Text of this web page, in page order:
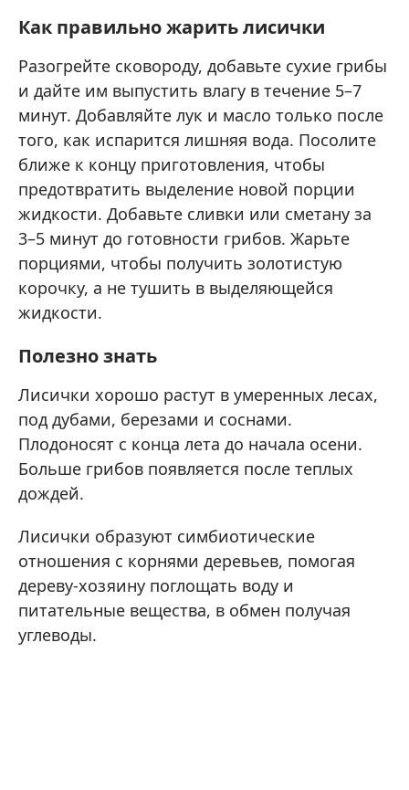
Как правильно жарить лисички
Разогрейте сковороду, добавьте сухие грибы
и дайте им выпустить влагу в течение 5–7
минут. Добавляйте лук и масло только после
того, как испарится лишняя вода. Посолите
ближе к концу приготовления, чтобы
предотвратить выделение новой порции
жидкости. Добавьте сливки или сметану за
3–5 минут до готовности грибов. Жарьте
порциями, чтобы получить золотистую
корочку, а не тушить в выделяющейся
жидкости.
Полезно знать
Лисички хорошо растут в умеренных лесах,
под дубами, березами и соснами.
Плодоносят с конца лета до начала осени.
Больше грибов появляется после теплых
дождей.
Лисички образуют симбиотические
отношения с корнями деревьев, помогая
дереву-хозяину поглощать воду и
питательные вещества, в обмен получая
углеводы.